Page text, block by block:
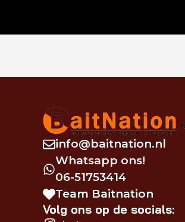
info@baitnation.nl
Whatsapp ons!
06-51753414
Team Baitnation
Volg ons op de socials: